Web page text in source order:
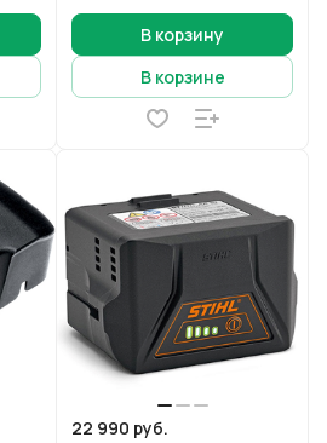
В корзину
В корзине
22 990 руб.